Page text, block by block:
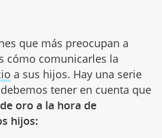
que más preocupan a
cómo comunicarles la
a sus hijos. Hay una serie
tener en cuenta que
oro a la hora de
hijos: